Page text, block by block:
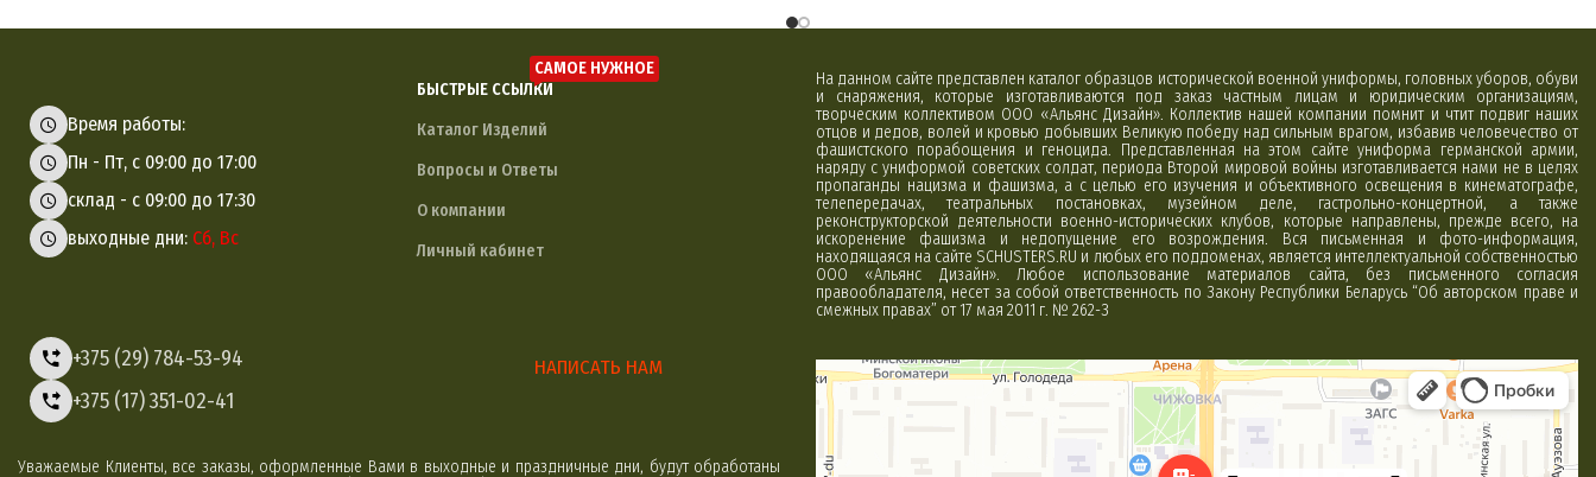
Время работы:
Пн - Пт, с 09:00 до 17:00
склад - с 09:00 до 17:30
выходные дни: Сб, Вс
+375 (29) 784-53-94
+375 (17) 351-02-41
БЫСТРЫЕ ССЫЛКИ
САМОЕ НУЖНОЕ
Каталог Изделий
Вопросы и Ответы
О компании
Личный кабинет
НАПИСАТЬ НАМ
Уважаемые Клиенты, все заказы, оформленные Вами в выходные и праздничные дни, будут обработаны
На данном сайте представлен каталог образцов исторической военной униформы, головных уборов, обуви
и снаряжения, которые изготавливаются под заказ частным лицам и юридическим организациям,
творческим коллективом ООО «Альянс Дизайн». Коллектив нашей компании помнит и чтит подвиг наших
отцов и дедов, волей и кровью добывших Великую победу над сильным врагом, избавив человечество от
фашистского порабощения и геноцида. Представленная на этом сайте униформа германской армии,
наряду с униформой советских солдат, периода Второй мировой войны изготавливается нами не в целях
пропаганды нацизма и фашизма, а с целью его изучения и объективного освещения в кинематографе,
телепередачах, театральных постановках, музейном деле, гастрольно-концертной, а также
реконструкторской деятельности военно-исторических клубов, которые направлены, прежде всего, на
искоренение фашизма и недопущение его возрождения. Вся письменная и фото-информация,
находящаяся на сайте SCHUSTERS.RU и любых его поддоменах, является интеллектуальной собственностью
ООО «Альянс Дизайн». Любое использование материалов сайта, без письменного согласия
правообладателя, несет за собой ответственность по Закону Республики Беларусь “Об авторском праве и
смежных правах” от 17 мая 2011 г. № 262-З
Минск
Яндекс Карты